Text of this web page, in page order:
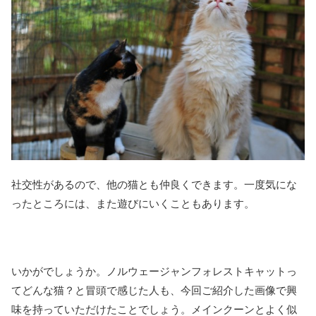
社交性があるので、他の猫とも仲良くできます。一度気にな
ったところには、また遊びにいくこともあります。
いかがでしょうか。ノルウェージャンフォレストキャットっ
てどんな猫？と冒頭で感じた人も、今回ご紹介した画像で興
味を持っていただけたことでしょう。メインクーンとよく似